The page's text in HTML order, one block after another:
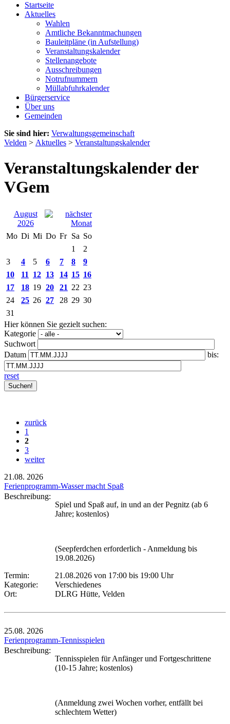
Startseite
Aktuelles
Wahlen
Amtliche Bekanntmachungen
Bauleitpläne (in Aufstellung)
Veranstaltungskalender
Stellenangebote
Ausschreibungen
Notrufnummern
Müllabfuhrkalender
Bürgerservice
Über uns
Gemeinden
Sie sind hier: Verwaltungsgemeinschaft
Velden > Aktuelles > Veranstaltungskalender
Veranstaltungskalender der
VGem
August
2026
Mo Di Mi Do Fr Sa So
1
2
3
4 5 6 7 8
9
10
11 12 13 14 15 16
17
18 19 20 21 22 23
24
25 26 27 28 29 30
31
Hier können Sie gezielt suchen:
Kategorie
Suchwort
Datum
bis:
reset
zurück
1
2
3
weiter
21.08. 2026
Ferienprogramm-Wasser macht Spaß
Beschreibung:
Spiel und Spaß auf, in und an der Pegnitz (ab 6
Jahre; kostenlos)
(Seepferdchen erforderlich - Anmeldung bis
19.08.2026)
Termin:
21.08.2026 von 17:00 bis 19:00 Uhr
Kategorie:
Verschiedenes
Ort:
DLRG Hütte, Velden
25.08. 2026
Ferienprogramm-Tennisspielen
Beschreibung:
Tennisspielen für Anfänger und Fortgeschrittene
(10-15 Jahre; kostenlos)
(Anmeldung zwei Wochen vorher, entfällt bei
schlechtem Wetter)